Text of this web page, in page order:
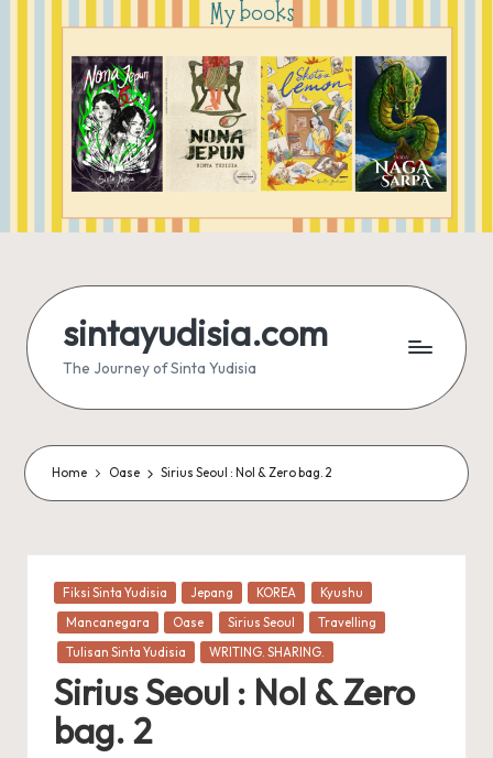
sintayudisia.com
The Journey of Sinta Yudisia
Home Oase Sirius Seoul : Nol & Zero bag. 2
Posted
in
Fiksi Sinta Yudisia Jepang KOREA
Kyushu
Mancanegara
Oase Sirius Seoul
Travelling
Tulisan Sinta Yudisia
WRITING. SHARING.
Sirius Seoul : Nol & Zero
bag. 2